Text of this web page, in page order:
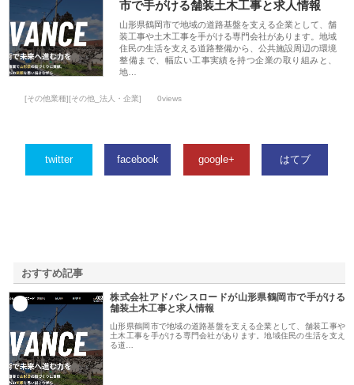
市で手がける舗装土木工事と求人情報
山形県鶴岡市で地域の道路基盤を支える企業として、舗
装工事や土木工事を手がける専門会社があります。地域
住民の生活を支える道路整備から、公共施設周辺の環境
整備まで、幅広い工事実績を持つ企業の取り組みと、
地…
[その他業種][その他_法人・企業] 0views
twitter facebook google+ はてブ
おすすめ記事
株式会社アドバンスロードが山形県鶴岡市で手がける
舗装土木工事と求人情報
山形県鶴岡市で地域の道路基盤を支える企業として、舗装工事や
土木工事を手がける専門会社があります。地域住民の生活を支え
る道…